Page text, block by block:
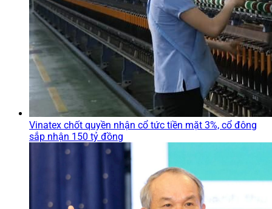
Vinatex chốt quyền nhận cổ tức tiền mặt 3%, cổ đông
sắp nhận 150 tỷ đồng